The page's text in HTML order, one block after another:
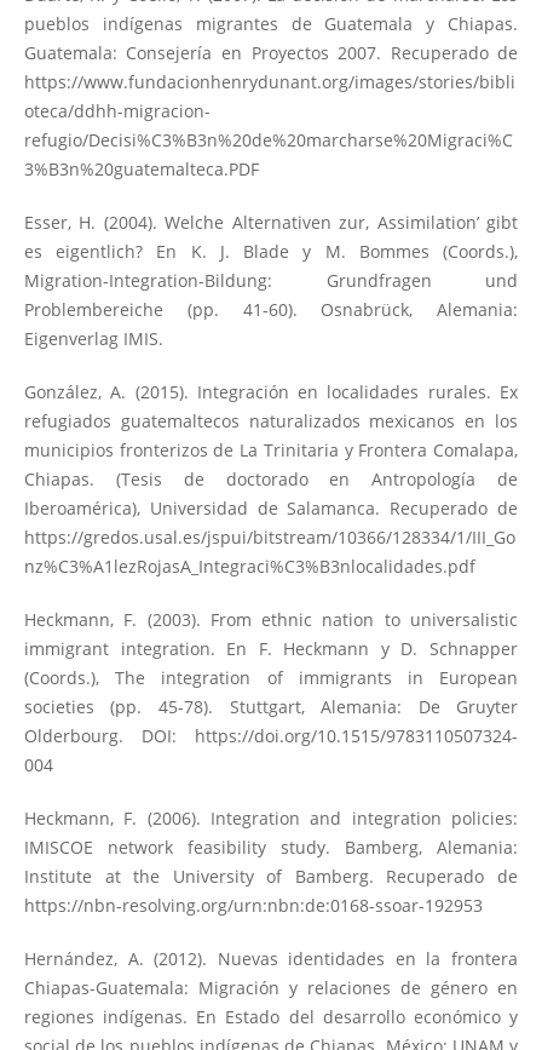
pueblos indígenas migrantes de Guatemala y Chiapas.
Guatemala: Consejería en Proyectos 2007. Recuperado de
https://www.fundacionhenrydunant.org/images/stories/bibli
oteca/ddhh-migracion-
refugio/Decisi%C3%B3n%20de%20marcharse%20Migraci%C
3%B3n%20guatemalteca.PDF
Esser, H. (2004). Welche Alternativen zur‚ Assimilation’ gibt
es eigentlich? En K. J. Blade y M. Bommes (Coords.),
Migration-Integration-Bildung: Grundfragen und
Problembereiche (pp. 41-60). Osnabrück, Alemania:
Eigenverlag IMIS.
González, A. (2015). Integración en localidades rurales. Ex
refugiados guatemaltecos naturalizados mexicanos en los
municipios fronterizos de La Trinitaria y Frontera Comalapa,
Chiapas. (Tesis de doctorado en Antropología de
Iberoamérica), Universidad de Salamanca. Recuperado de
https://gredos.usal.es/jspui/bitstream/10366/128334/1/III_Go
nz%C3%A1lezRojasA_Integraci%C3%B3nlocalidades.pdf
Heckmann, F. (2003). From ethnic nation to universalistic
immigrant integration. En F. Heckmann y D. Schnapper
(Coords.), The integration of immigrants in European
societies (pp. 45-78). Stuttgart, Alemania: De Gruyter
Olderbourg. DOI: https://doi.org/10.1515/9783110507324-
004
Heckmann, F. (2006). Integration and integration policies:
IMISCOE network feasibility study. Bamberg, Alemania:
Institute at the University of Bamberg. Recuperado de
https://nbn-resolving.org/urn:nbn:de:0168-ssoar-192953
Hernández, A. (2012). Nuevas identidades en la frontera
Chiapas-Guatemala: Migración y relaciones de género en
regiones indígenas. En Estado del desarrollo económico y